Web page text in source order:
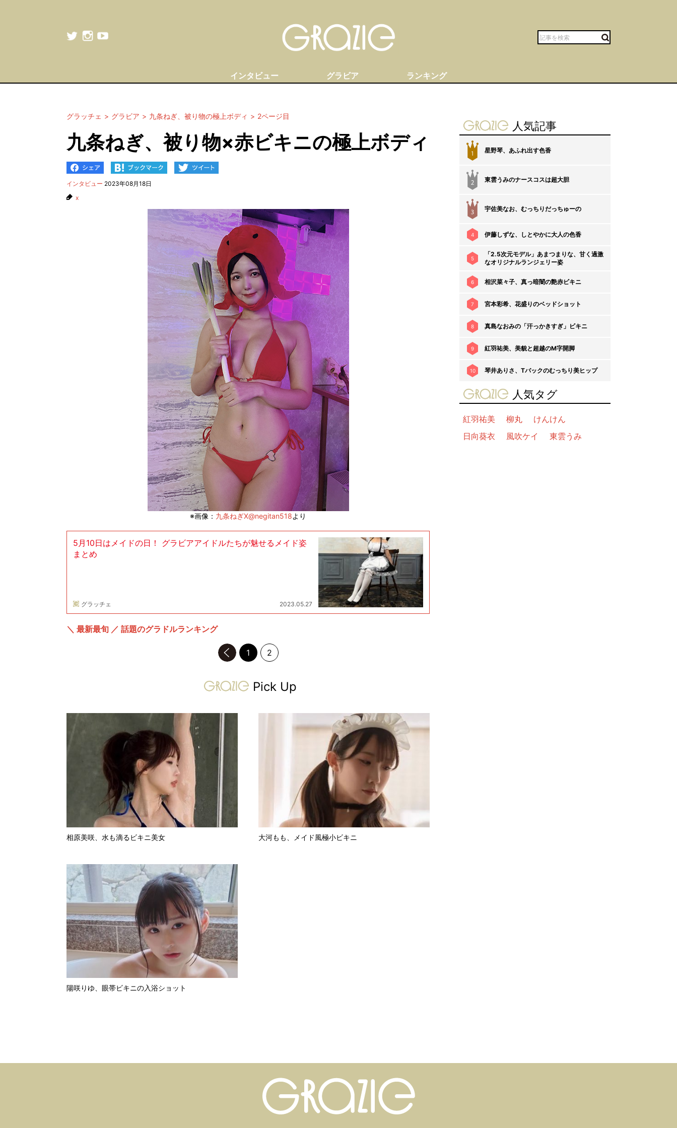
インタビュー グラビア ランキング
グラッチェ グラビア 九条ねぎ、被り物の極上ボディ 2ページ目
九条ねぎ、被り物×赤ビキニの極上ボディ
インタビュー 2023年08月18日
x
※画像： 九条ねぎX@negitan518より
5月10日はメイドの日！ グラビアアイドルたちが魅せるメイド姿
まとめ
グラッチェ 2023.05.27
＼ 最新最旬 ／ 話題のグラドルランキング
前のページへ
1 2
gravure-grazie
Pick Up
相原美咲、水も滴るビキニ美女 大河もも、メイド風極小ビキニ
陽咲りゆ、眼帯ビキニの入浴ショット
gravure-grazie
人気記事
1 星野琴、あふれ出す色香
東雲うみのナースコスは超大胆
宇佐美なお、むっちりだっちゅーの
4 伊藤しずな、しとやかに大人の色香
5
「2.5次元モデル」あまつまりな、甘く過激
なオリジナルランジェリー姿
6 相沢菜々子、真っ暗闇の艶赤ビキニ
7 宮本彩希、花盛りのベッドショット
8 真島なおみの「汗っかきすぎ」ビキニ
9 紅羽祐美、美貌と超越のM字開脚
10 琴井ありさ、Tバックのむっちり美ヒップ
gravure-grazie
人気タグ
紅羽祐美 柳丸
けんけん
日向葵衣
風吹ケイ 東雲うみ